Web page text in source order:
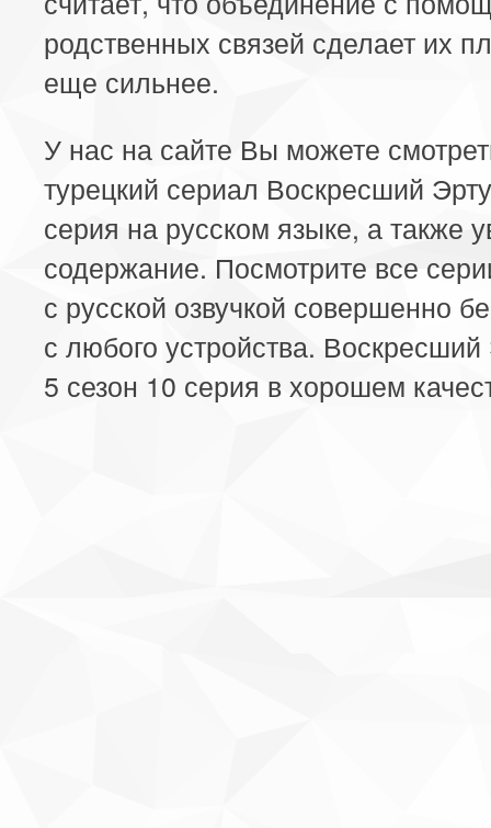
родственных связей сделает их
еще сильнее.
У нас на сайте Вы можете
турецкий сериал Воскресший
серия на русском языке, а также
содержание. Посмотрите все
с русской озвучкой совершенно
с любого устройства. Воскресший
5 сезон 10 серия в хорошем